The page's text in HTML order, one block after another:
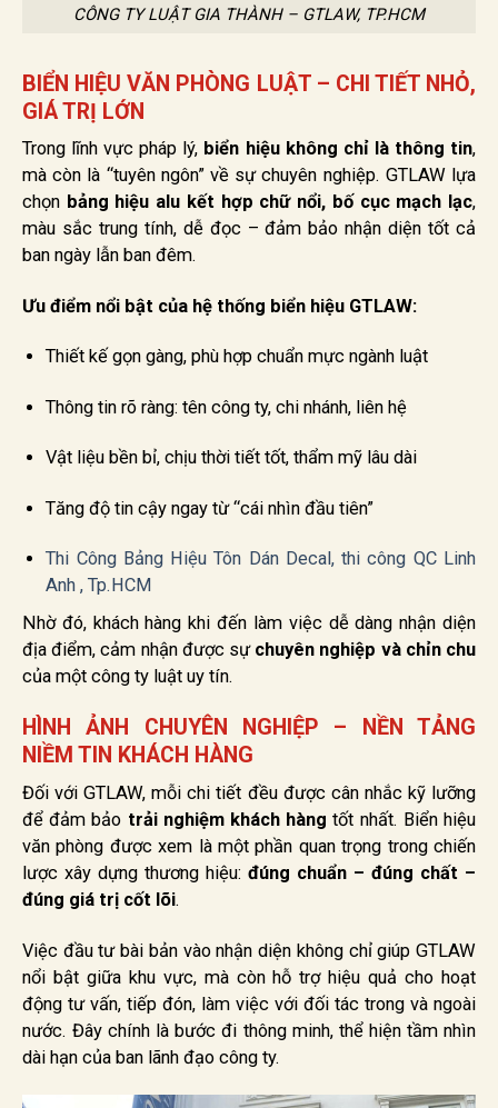
CÔNG TY LUẬT GIA THÀNH – GTLAW, TP.HCM
BIỂN HIỆU VĂN PHÒNG LUẬT – CHI TIẾT NHỎ,
GIÁ TRỊ LỚN
Trong lĩnh vực pháp lý, biển hiệu không chỉ là thông tin,
mà còn là “tuyên ngôn” về sự chuyên nghiệp. GTLAW lựa
chọn bảng hiệu alu kết hợp chữ nổi, bố cục mạch lạc,
màu sắc trung tính, dễ đọc – đảm bảo nhận diện tốt cả
ban ngày lẫn ban đêm.
Ưu điểm nổi bật của hệ thống biển hiệu GTLAW:
Thiết kế gọn gàng, phù hợp chuẩn mực ngành luật
Thông tin rõ ràng: tên công ty, chi nhánh, liên hệ
Vật liệu bền bỉ, chịu thời tiết tốt, thẩm mỹ lâu dài
Tăng độ tin cậy ngay từ “cái nhìn đầu tiên”
Thi Công Bảng Hiệu Tôn Dán Decal, thi công QC Linh
Anh , Tp.HCM
Nhờ đó, khách hàng khi đến làm việc dễ dàng nhận diện
địa điểm, cảm nhận được sự chuyên nghiệp và chỉn chu
của một công ty luật uy tín.
HÌNH ẢNH CHUYÊN NGHIỆP – NỀN TẢNG
NIỀM TIN KHÁCH HÀNG
Đối với GTLAW, mỗi chi tiết đều được cân nhắc kỹ lưỡng
để đảm bảo trải nghiệm khách hàng tốt nhất. Biển hiệu
văn phòng được xem là một phần quan trọng trong chiến
lược xây dựng thương hiệu: đúng chuẩn – đúng chất –
đúng giá trị cốt lõi.
Việc đầu tư bài bản vào nhận diện không chỉ giúp GTLAW
nổi bật giữa khu vực, mà còn hỗ trợ hiệu quả cho hoạt
động tư vấn, tiếp đón, làm việc với đối tác trong và ngoài
nước. Đây chính là bước đi thông minh, thể hiện tầm nhìn
dài hạn của ban lãnh đạo công ty.